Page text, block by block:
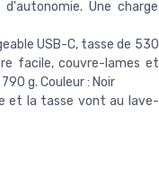
Une charge
USB-C, tasse de 530
facile, couvre-lames et
g. Couleur : Noir
et la tasse vont au lave-